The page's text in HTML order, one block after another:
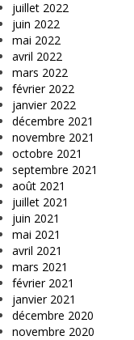
juillet 2022
juin 2022
mai 2022
avril 2022
mars 2022
février 2022
janvier 2022
décembre 2021
novembre 2021
octobre 2021
septembre 2021
août 2021
juillet 2021
juin 2021
mai 2021
avril 2021
mars 2021
février 2021
janvier 2021
décembre 2020
novembre 2020